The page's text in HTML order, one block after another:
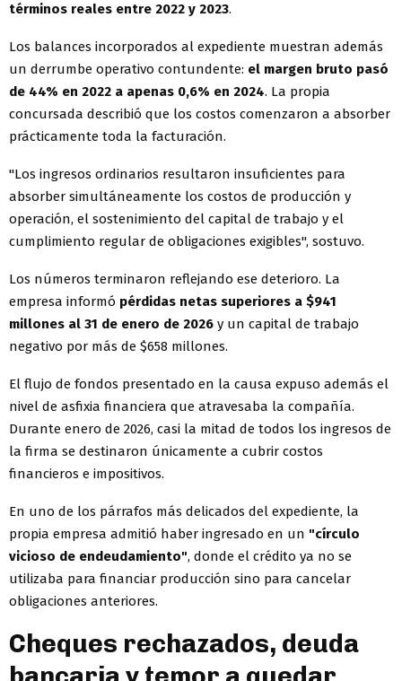
términos reales entre 2022 y 2023.
Los balances incorporados al expediente muestran además
un derrumbe operativo contundente: el margen bruto pasó
de 44% en 2022 a apenas 0,6% en 2024. La propia
concursada describió que los costos comenzaron a absorber
prácticamente toda la facturación.
"Los ingresos ordinarios resultaron insuficientes para
absorber simultáneamente los costos de producción y
operación, el sostenimiento del capital de trabajo y el
cumplimiento regular de obligaciones exigibles", sostuvo.
Los números terminaron reflejando ese deterioro. La
empresa informó pérdidas netas superiores a $941
millones al 31 de enero de 2026 y un capital de trabajo
negativo por más de $658 millones.
El flujo de fondos presentado en la causa expuso además el
nivel de asfixia financiera que atravesaba la compañía.
Durante enero de 2026, casi la mitad de todos los ingresos de
la firma se destinaron únicamente a cubrir costos
financieros e impositivos.
En uno de los párrafos más delicados del expediente, la
propia empresa admitió haber ingresado en un "círculo
vicioso de endeudamiento", donde el crédito ya no se
utilizaba para financiar producción sino para cancelar
obligaciones anteriores.
Cheques rechazados, deuda